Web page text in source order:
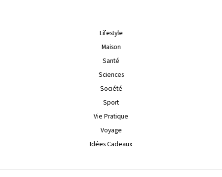
Lifestyle
Maison
Santé
Sciences
Société
Sport
Vie Pratique
Voyage
Idées Cadeaux